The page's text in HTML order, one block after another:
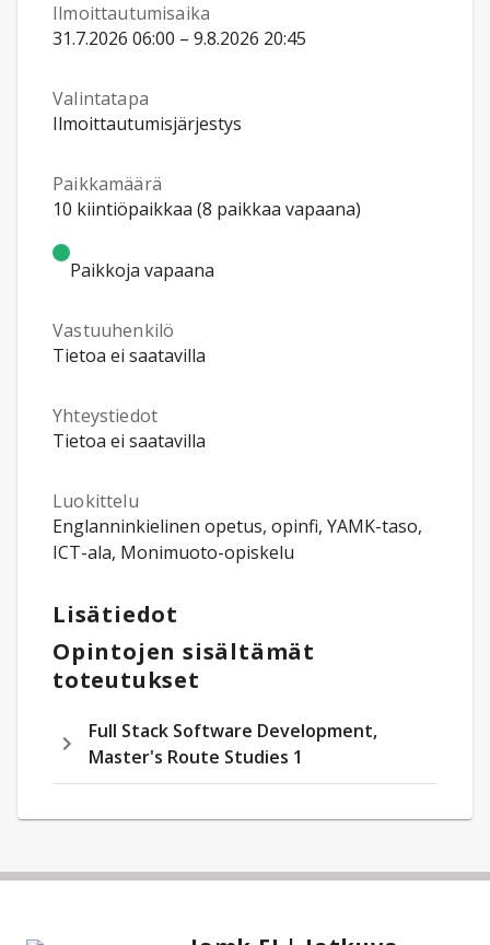
Ilmoittautumisaika
31.7.2026 06:00 – 9.8.2026 20:45
Valintatapa
Ilmoittautumisjärjestys
Paikkamäärä
10 kiintiöpaikkaa (8 paikkaa vapaana)
Paikkoja vapaana
Vastuuhenkilö
Tietoa ei saatavilla
Yhteystiedot
Tietoa ei saatavilla
Luokittelu
Englanninkielinen opetus, opinfi, YAMK-taso,
ICT-ala, Monimuoto-opiskelu
Lisätiedot
Opintojen sisältämät
toteutukset
Full Stack Software Development,
Master's Route Studies 1